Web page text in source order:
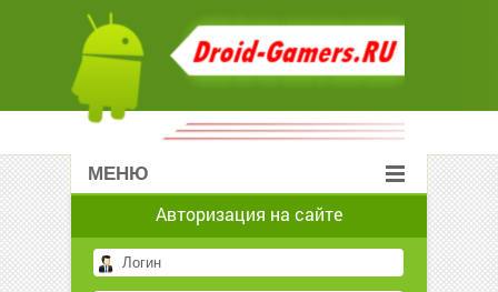
МЕНЮ
Авторизация на сайте